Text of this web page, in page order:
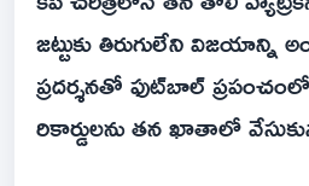
జట్టుకు తిరుగులేని విజయాన్ని
ప్రదర్శనతో ఫుట్‌బాల్
రికార్డులను తన ఖాతాలో